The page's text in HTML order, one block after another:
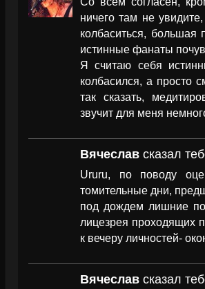
ничего там не
колбаситься,
истинные фанаты
Я считаю себя
колбасился, а просто
так сказать,
звучит для меня
Вячеслав сказал
Ururu, по поводу
томительные дни,
под дождем лишние
лицезрея проходящих
к вечеру личностей-
Вячеслав сказал